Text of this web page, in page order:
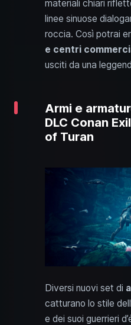
materiali chiari
linee sinuose
roccia. Così potrai
e centri
usciti da una
Armi e
DLC Conan
of Turan
Diversi nuovi set di
catturano lo stile
e dei suoi guerrieri